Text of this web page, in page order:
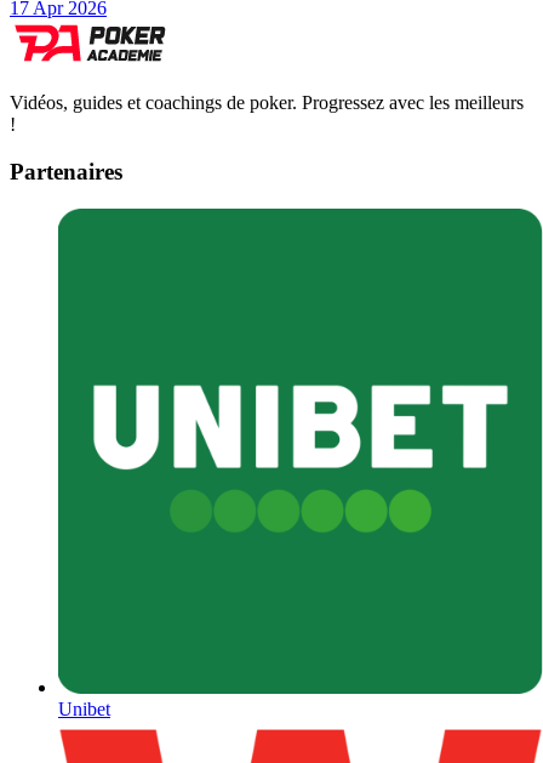
17 Apr 2026
Vidéos, guides et coachings de poker. Progressez avec les meilleurs
!
Partenaires
Unibet